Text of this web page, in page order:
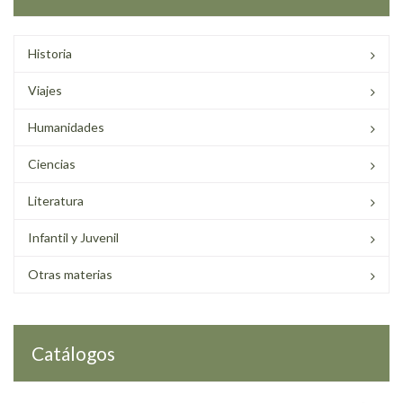
Historia
Viajes
Humanidades
Ciencias
Literatura
Infantil y Juvenil
Otras materias
Catálogos